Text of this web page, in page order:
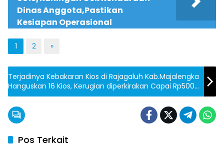
Dinas Anggota,Pastikan
Kesiapan Operasional
1 2 »
Terjadinya Kebakaran Kios di Rajagaluh Kab.Majalengka
Hanguskan 16 Kios, Kerugian diperkirakan Capai Rp500
Juta
Pos Terkait